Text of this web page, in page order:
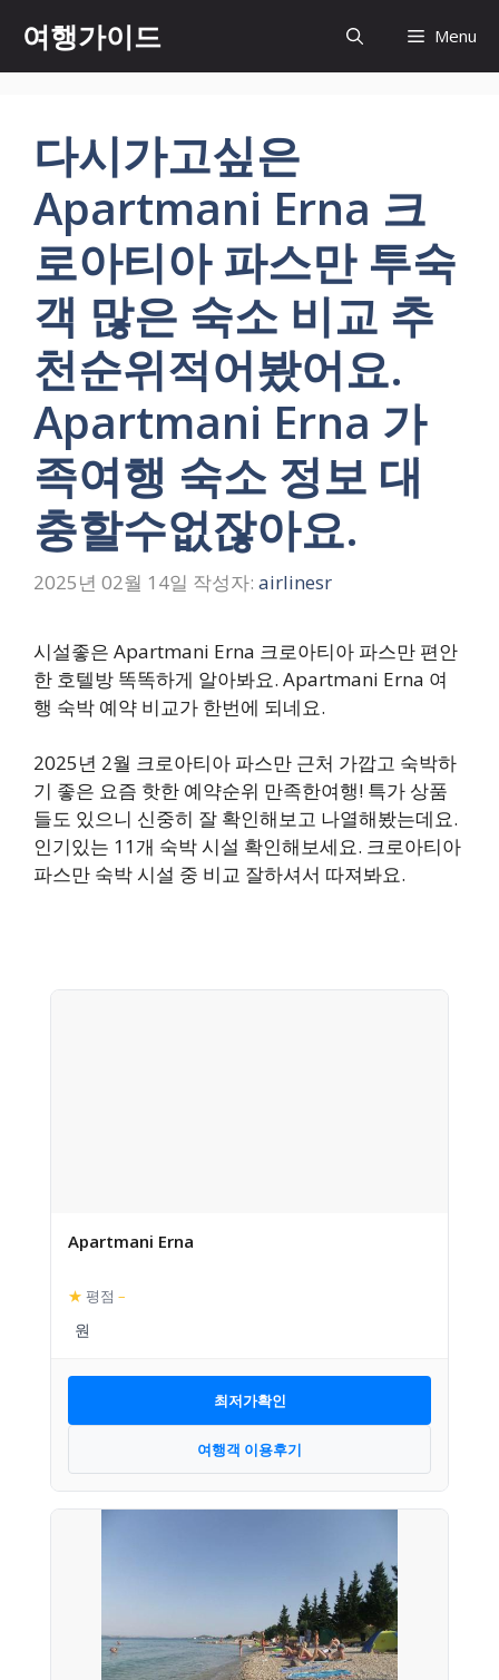
츠
여행가이드 Menu
다시가고싶은
Apartmani Erna 크
로아티아 파스만 투숙
객 많은 숙소 비교 추
천순위적어봤어요.
Apartmani Erna 가
족여행 숙소 정보 대
충할수없잖아요.
2025년 02월 14일 작성자: airlinesr
시설좋은 Apartmani Erna 크로아티아 파스만 편안
한 호텔방 똑똑하게 알아봐요. Apartmani Erna 여
행 숙박 예약 비교가 한번에 되네요.
2025년 2월 크로아티아 파스만 근처 가깝고 숙박하
기 좋은 요즘 핫한 예약순위 만족한여행! 특가 상품
들도 있으니 신중히 잘 확인해보고 나열해봤는데요.
인기있는 11개 숙박 시설 확인해보세요. 크로아티아
파스만 숙박 시설 중 비교 잘하셔서 따져봐요.
Apartmani Erna
★ 평점 –
최저가확인
여행객 이용후기